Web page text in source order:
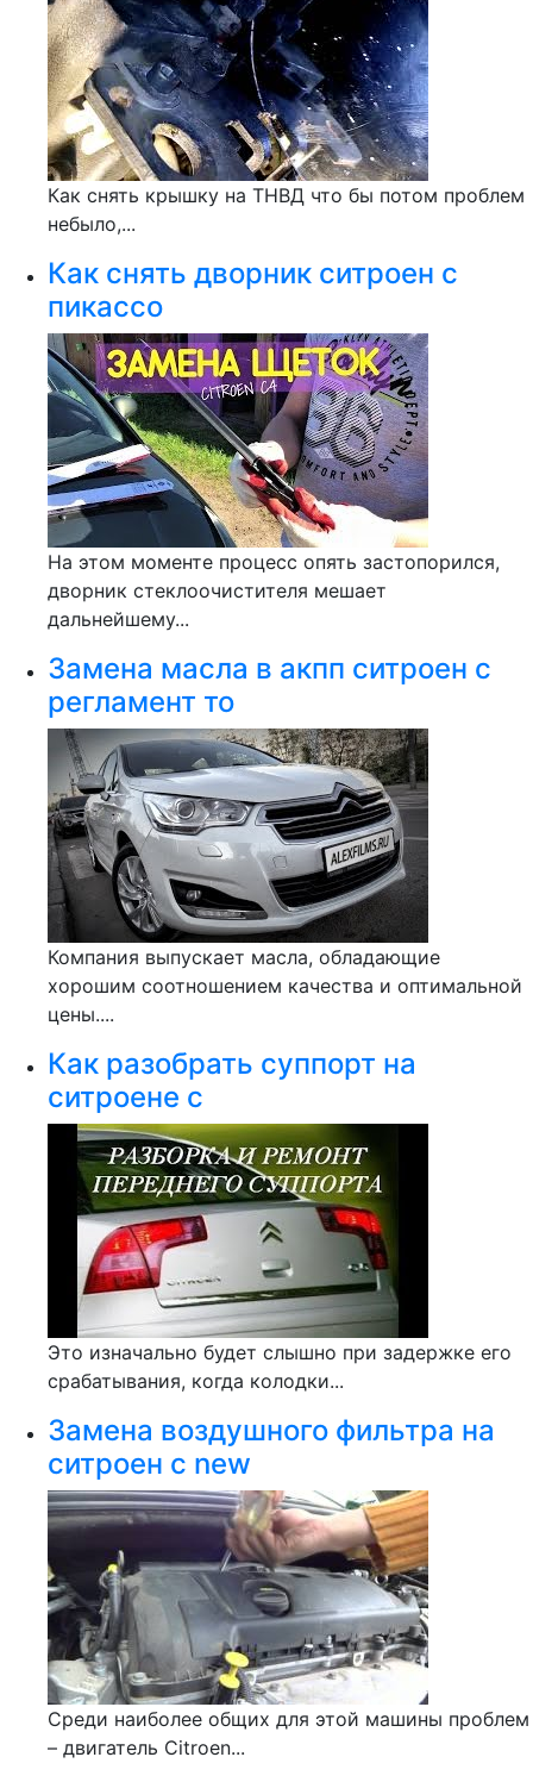
Как снять крышку на ТНВД что бы потом проблем
небыло,...
Как снять дворник ситроен с
пикассо
На этом моменте процесс опять застопорился,
дворник стеклоочистителя мешает
дальнейшему...
Замена масла в акпп ситроен с
регламент то
Компания выпускает масла, обладающие
хорошим соотношением качества и оптимальной
цены....
Как разобрать суппорт на
ситроене с
Это изначально будет слышно при задержке его
срабатывания, когда колодки...
Замена воздушного фильтра на
ситроен с new
Среди наиболее общих для этой машины проблем
– двигатель Citroen...